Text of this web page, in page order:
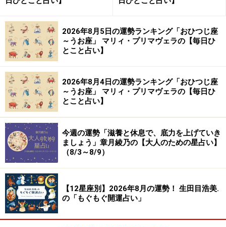
幸運も招くのです。
うお座の運命の流れ
モットーは、逃げるが勝ち。異変を感じると、さっと身
を翻して遠ざかっていきます。神話では、美の女神アフ
ロディーテとその息子のエロスが、怪物テューポーンに
襲われた際、2匹の魚に姿を変えて、離れ離れにならな
いようにしっかりとリボンで体を結んだ姿とされていま
す。
つまり、大事な人とは、ずっと一緒に過ごすのです。ど
んなときでも、愛だけは見失わずに生きるのがうお座生
まれ。運命の激流に流されても、絆は絶対です。
2026年8月5日の運勢ランキング「おひつじ座
～うお座」 マリィ・プリマヴェラの【毎日ひ
とこと占い】
2026年8月4日の運勢ランキング「おひつじ座
～うお座」 マリィ・プリマヴェラの【毎日ひ
とこと占い】
今週の運勢「滋養と休息で、底力を上げていき
ましょう」章月綾乃の【大人のための星占い】
（8/3～8/9）
【12星座別】2026年8月の運勢！ 生田目浩美.
の「もぐもぐ開運占い」